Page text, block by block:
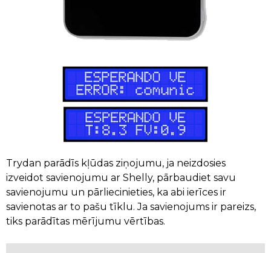
Trydan parādīs kļūdas ziņojumu, ja neizdosies
izveidot savienojumu ar Shelly, pārbaudiet savu
savienojumu un pārliecinieties, ka abi ierīces ir
savienotas ar to pašu tīklu. Ja savienojums ir pareizs,
tiks parādītas mērījumu vērtības.